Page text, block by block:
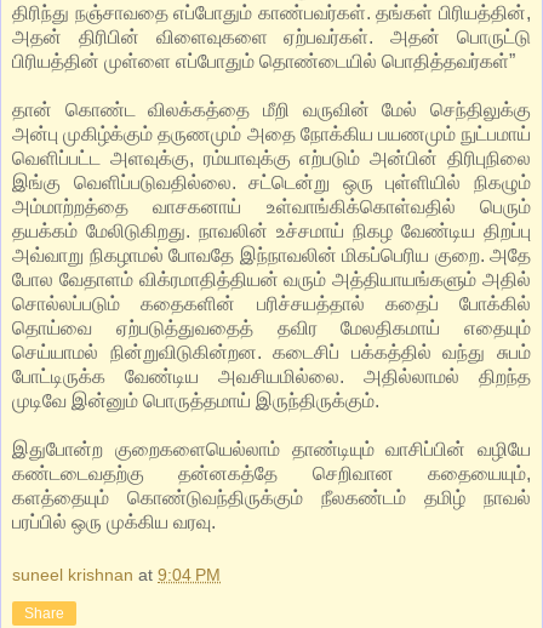
திரிந்து நஞ்சாவதை எப்போதும் காண்பவர்கள். தங்கள் பிரியத்தின்,
அதன் திரிபின் விளைவுகளை ஏற்பவர்கள். அதன் பொருட்டு
பிரியத்தின் முள்ளை எப்போதும் தொண்டையில் பொதித்தவர்கள்”
தான் கொண்ட விலக்கத்தை மீறி வருவின் மேல் செந்திலுக்கு
அன்பு முகிழ்க்கும் தருணமும் அதை நோக்கிய பயணமும் நுட்பமாய்
வெளிப்பட்ட அளவுக்கு, ரம்யாவுக்கு எற்படும் அன்பின் திரிபுநிலை
இங்கு வெளிப்படுவதில்லை. சட்டென்று ஒரு புள்ளியில் நிகழும்
அம்மாற்றத்தை வாசகனாய் உள்வாங்கிக்கொள்வதில் பெரும்
தயக்கம் மேலிடுகிறது. நாவலின் உச்சமாய் நிகழ வேண்டிய திறப்பு
அவ்வாறு நிகழாமல் போவதே இந்நாவலின் மிகப்பெரிய குறை. அதே
போல வேதாளம் விக்ரமாதித்தியன் வரும் அத்தியாயங்களும் அதில்
சொல்லப்படும் கதைகளின் பரிச்சயத்தால் கதைப் போக்கில்
தொய்வை ஏற்படுத்துவதைத் தவிர மேலதிகமாய் எதையும்
செய்யாமல் நின்றுவிடுகின்றன. கடைசிப் பக்கத்தில் வந்து சுபம்
போட்டிருக்க வேண்டிய அவசியமில்லை. அதில்லாமல் திறந்த
முடிவே இன்னும் பொருத்தமாய் இருந்திருக்கும்.
இதுபோன்ற குறைகளையெல்லாம் தாண்டியும் வாசிப்பின் வழியே
கண்டடைவதற்கு தன்னகத்தே செறிவான கதையையும்,
களத்தையும் கொண்டுவந்திருக்கும் நீலகண்டம் தமிழ் நாவல்
பரப்பில் ஒரு முக்கிய வரவு.
suneel krishnan at 9:04 PM
Share